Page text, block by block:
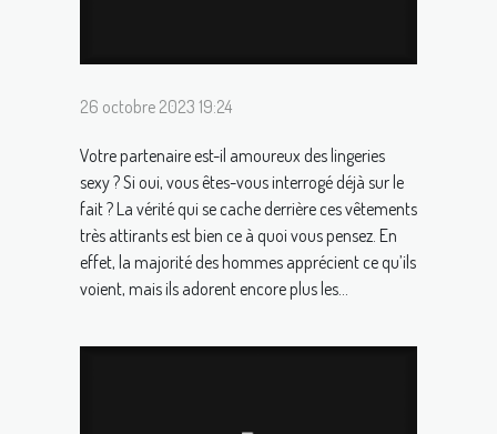
26 octobre 2023 19:24
Votre partenaire est-il amoureux des lingeries
sexy ? Si oui, vous êtes-vous interrogé déjà sur le
fait ? La vérité qui se cache derrière ces vêtements
très attirants est bien ce à quoi vous pensez. En
effet, la majorité des hommes apprécient ce qu’ils
voient, mais ils adorent encore plus les...